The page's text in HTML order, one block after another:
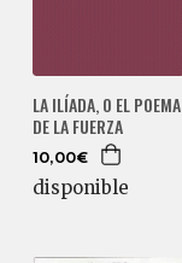
LA ILÍADA, O EL POEMA
DE LA FUERZA
10,00€
disponible